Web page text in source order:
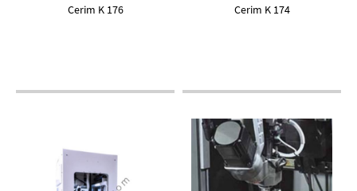
Cerim K 176 Cerim K 174